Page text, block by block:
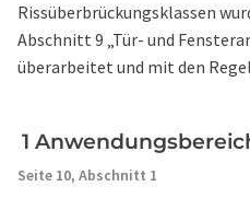
Rissüberbrückungsklassen
Abschnitt 9 „Tür- und
überarbeitet und mit den
1
Seite 10, Abschnitt 1